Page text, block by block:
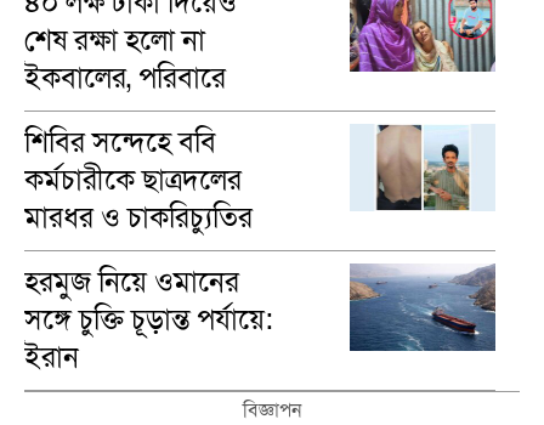
শেষ রক্ষা হলো না
ইকবালের, পরিবারে
শোকের মাতম
শিবির সন্দেহে ববি
কর্মচারীকে ছাত্রদলের
মারধর ও চাকরিচ্যুতির
অভিযোগ
হরমুজ নিয়ে ওমানের
সঙ্গে চুক্তি চূড়ান্ত পর্যায়ে:
ইরান
বিজ্ঞাপন